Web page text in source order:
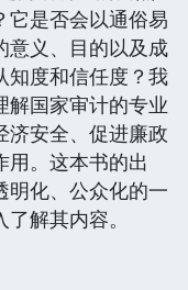
它是否会以通俗易
意义、目的以及成
知度和信任度？我
解国家审计的专业
济安全、促进廉政
用。这本书的出
明化、公众化的一
解其内容。